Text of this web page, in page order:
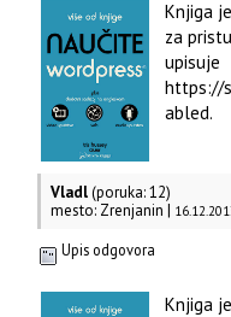
Knjiga
za
upisuje
https://
abled.
Vladl(poruka: 12)
mesto: Zrenjanin |
Upis odgovora
Knjiga